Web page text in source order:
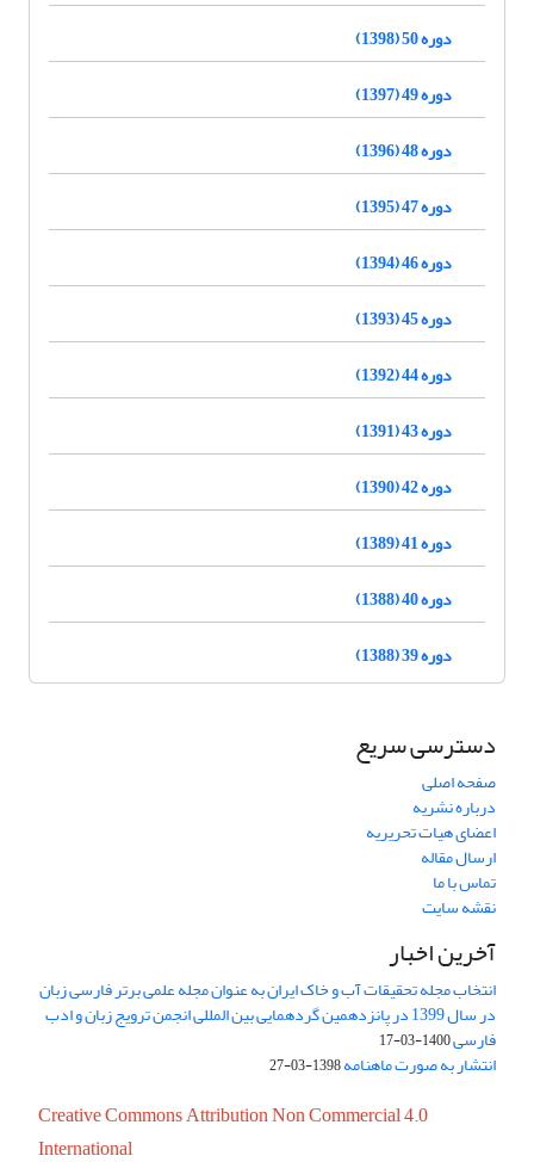
دوره 50 (1398)
دوره 49 (1397)
دوره 48 (1396)
دوره 47 (1395)
دوره 46 (1394)
دوره 45 (1393)
دوره 44 (1392)
دوره 43 (1391)
دوره 42 (1390)
دوره 41 (1389)
دوره 40 (1388)
دوره 39 (1388)
دسترسی سریع
صفحه اصلی
درباره نشریه
اعضای هیات تحریریه
ارسال مقاله
تماس با ما
نقشه سایت
آخرین اخبار
انتخاب مجله تحقیقات آب و خاک ایران به عنوان مجله علمی برتر فارسی زبان
در سال 1399 در پانزدهمین گردهمایی بین المللی انجمن ترویج زبان و ادب
فارسی1400-03-17
انتشار به صورت ماهنامه1398-03-27
Creative Commons Attribution Non Commercial 4.0
International